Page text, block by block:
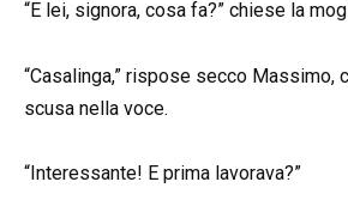
“E lei, signora, cosa fa?” chiese la
“Casalinga,” rispose secco Massimo,
scusa nella voce.
“Interessante! E prima lavorava?”